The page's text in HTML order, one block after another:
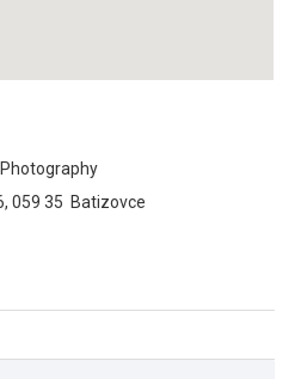
059 35 Batizovce